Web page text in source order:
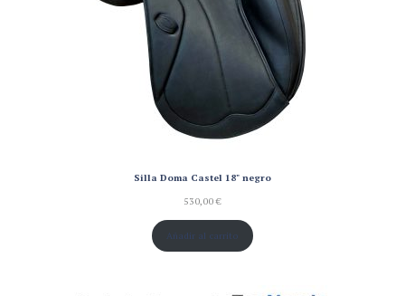
Silla Doma Castel 18" negro
530,00€
Añadir al carrito